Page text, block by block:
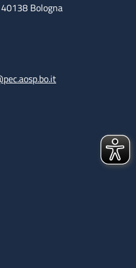
Bologna